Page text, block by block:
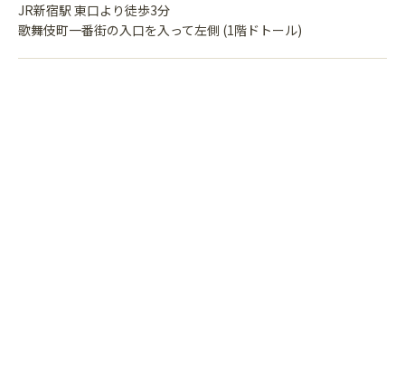
JR新宿駅 東口より徒歩3分
歌舞伎町一番街の入口を入って左側 (1階ドトール)